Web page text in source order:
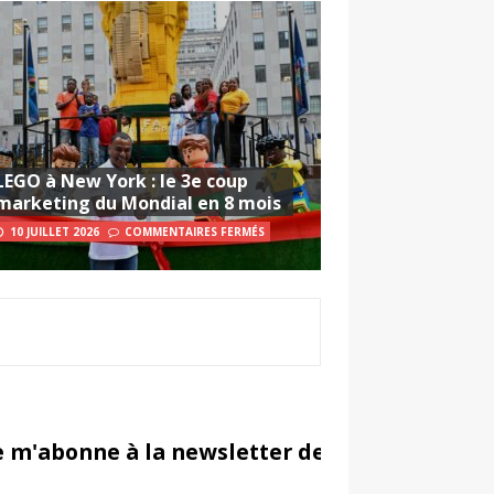
à New York : le 3e coup
du Mondial en 8 mois
10 JUILLET 2026 COMMENTAIRES FERMÉS
m'abonne à la newsletter de